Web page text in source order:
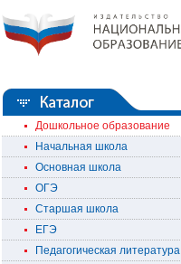
Дошкольное образование
Начальная школа
Основная школа
ОГЭ
Старшая школа
ЕГЭ
Педагогическая литература